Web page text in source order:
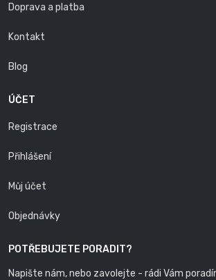
Doprava a platba
Kontakt
Blog
ÚČET
Registrace
Přihlášení
Můj účet
Objednávky
POTŘEBUJETE PORADIT?
Napište nám, nebo zavolejte - rádi Vám